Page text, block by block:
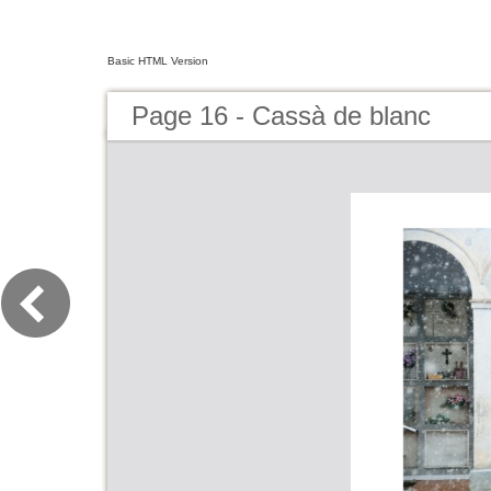
Basic HTML Version
Page 16 - Cassà de blanc